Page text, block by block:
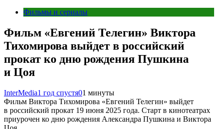
Фильмы и сериалы
Фильм «Евгений Телегин» Виктора
Тихомирова выйдет в российский
прокат ко дню рождения Пушкина
и Цоя
InterMedia1 год спустя01 минуты
Фильм Виктора Тихомирова «Евгений Телегин» выйдет
в российский прокат 19 июня 2025 года. Старт в кинотеатрах
приурочен ко дню рождения Александра Пушкина и Виктора